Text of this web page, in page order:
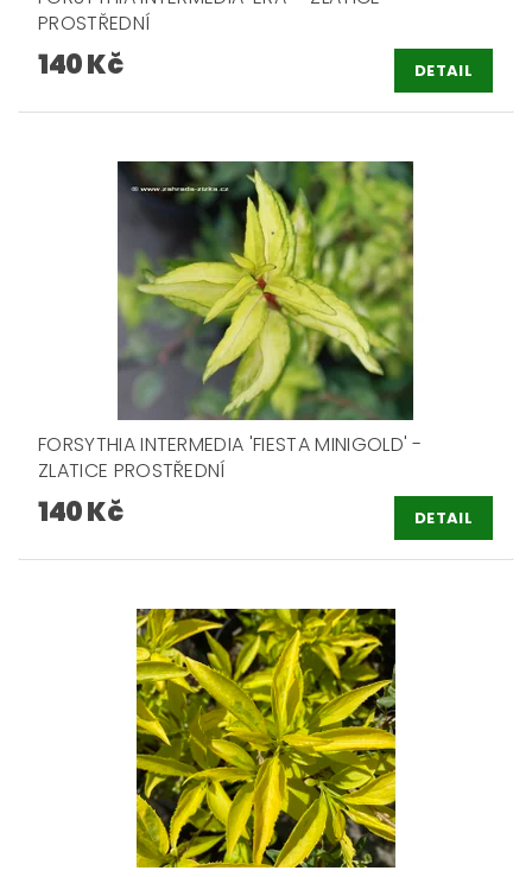
PROSTŘEDNÍ
140 Kč DETAIL
FORSYTHIA INTERMEDIA 'FIESTA MINIGOLD' -
ZLATICE PROSTŘEDNÍ
140 Kč DETAIL